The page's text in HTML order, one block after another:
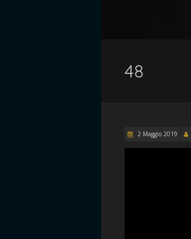
48
2 Maggio 2019